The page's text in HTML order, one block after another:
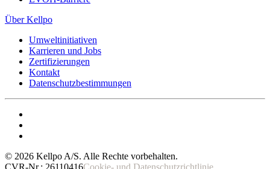
Über Kellpo
Umweltinitiativen
Karrieren und Jobs
Zertifizierungen
Kontakt
Datenschutzbestimmungen
© 2026 Kellpo A/S. Alle Rechte vorbehalten.
CVR-Nr.: 26110416Cookie- und Datenschutzrichtlinie